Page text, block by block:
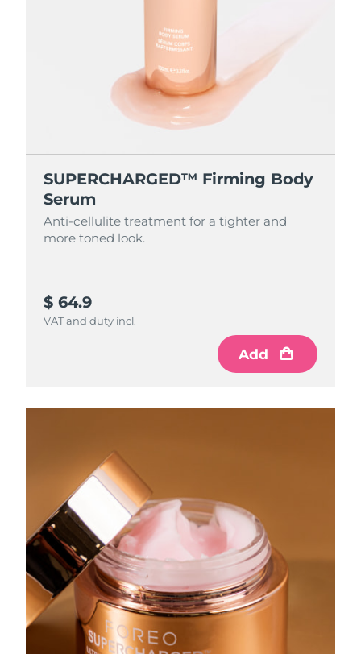
SUPERCHARGED™ Firming Body
Serum
Anti-cellulite treatment for a tighter and
more toned look.
$ 64.9
VAT and duty incl.
Add